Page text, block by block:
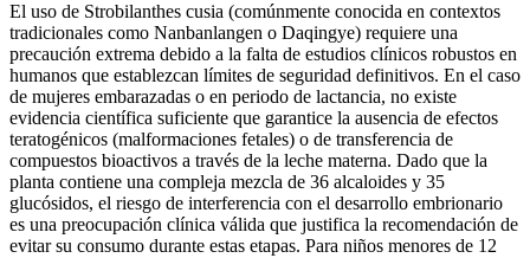
El uso de Strobilanthes cusia (comúnmente conocida en contextos
tradicionales como Nanbanlangen o Daqingye) requiere una
precaución extrema debido a la falta de estudios clínicos robustos en
humanos que establezcan límites de seguridad definitivos. En el caso
de mujeres embarazadas o en periodo de lactancia, no existe
evidencia científica suficiente que garantice la ausencia de efectos
teratogénicos (malformaciones fetales) o de transferencia de
compuestos bioactivos a través de la leche materna. Dado que la
planta contiene una compleja mezcla de 36 alcaloides y 35
glucósidos, el riesgo de interferencia con el desarrollo embrionario
es una preocupación clínica válida que justifica la recomendación de
evitar su consumo durante estas etapas. Para niños menores de 12